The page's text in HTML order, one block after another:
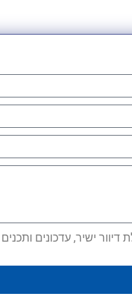
ישיר, עדכונים